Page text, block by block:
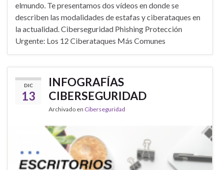
elmundo. Te presentamos dos vídeos en donde se
describen las modalidades de estafas y ciberataques en
la actualidad. Ciberseguridad Phishing Protección
Urgente: Los 12 Ciberataques Más Comunes
DIC
13
INFOGRAFÍAS
CIBERSEGURIDAD
Archivado en Ciberseguridad